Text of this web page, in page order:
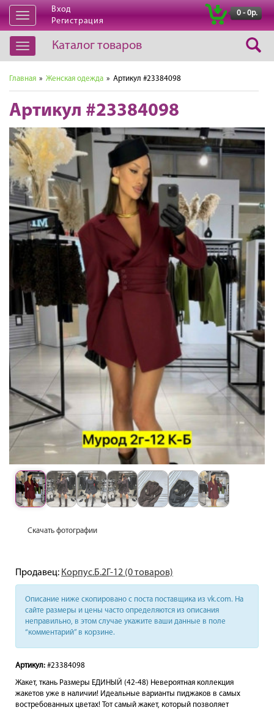
Открыть
навигацию
Вход
Регистрация
0 - 0р.
Открыть
навигацию
Каталог товаров
Главная » Женская одежда » Артикул #23384098
Артикул #23384098
Скачать фотографии
Продавец: Корпус.Б.2Г-12 (0 товаров)
Описание ниже скопировано с поста поставщика из vk.com. На
сайте размеры и цены часто определяются из описания
неправильно, в этом случае укажите ваши данные в поле
“комментарий” в корзине.
Артикул: #23384098
Жакет, ткань Размеры ЕДИНЫЙ (42-48) Невероятная коллекция
жакетов уже в наличии! Идеальные варианты пиджаков в самых
востребованных цветах! Тот самый жакет, который позволяет